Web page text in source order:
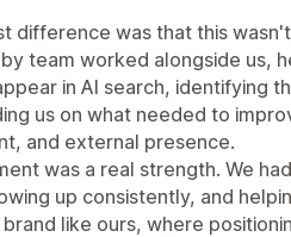
difference was that this
team worked alongside us,
in AI search, identifying
us on what needed to
and external presence.
was a real strength. We
up consistently, and
like ours, where